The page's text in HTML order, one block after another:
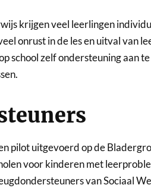
krijgen veel leerlingen
onrust in de les en uitval van
school zelf ondersteuning aan
pilot uitgevoerd op de
voor kinderen met
van Sociaal